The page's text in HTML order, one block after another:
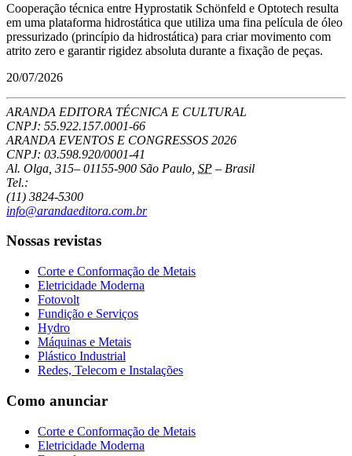
Cooperação técnica entre Hyprostatik Schönfeld e Optotech resulta
em uma plataforma hidrostática que utiliza uma fina película de óleo
pressurizado (princípio da hidrostática) para criar movimento com
atrito zero e garantir rigidez absoluta durante a fixação de peças.
20/07/2026
ARANDA EDITORA TÉCNICA E CULTURAL
CNPJ: 55.922.157.0001-66
ARANDA EVENTOS E CONGRESSOS 2026
CNPJ: 03.598.920/0001-41
Al. Olga, 315– 01155-900 São Paulo SP – Brasil
Tel.:
(11) 3824-5300
info@arandaeditora.com.br
Nossas revistas
Corte e Conformação de Metais
Eletricidade Moderna
Fotovolt
Fundição e Serviços
Hydro
Máquinas e Metais
Plástico Industrial
Redes, Telecom e Instalações
Como anunciar
Corte e Conformação de Metais
Eletricidade Moderna